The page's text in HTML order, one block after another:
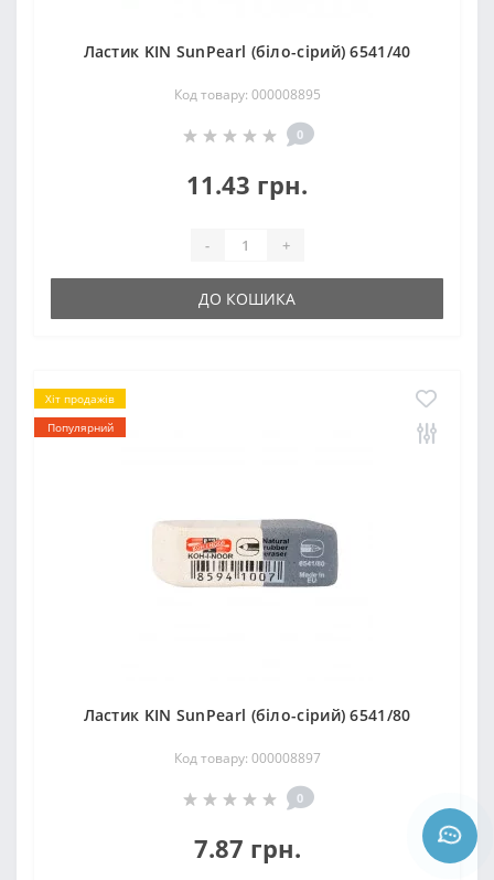
Ластик KIN SunPearl (біло-сірий) 6541/40
Код товару: 000008895
0
11.43 грн.
- +
ДО КОШИКА
Хіт продажів
Популярний
Ластик KIN SunPearl (біло-сірий) 6541/80
Код товару: 000008897
0
7.87 грн.